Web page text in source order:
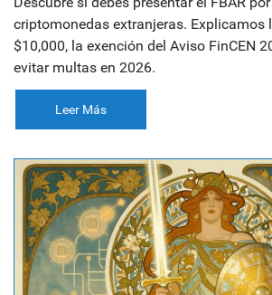
criptomonedas extranjeras. Explicamos
$10,000, la exención del Aviso FinCEN
evitar multas en 2026.
Leer Más